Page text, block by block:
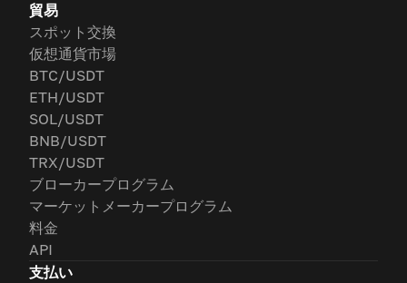
貿易
スポット交換
仮想通貨市場
BTC/USDT
ETH/USDT
SOL/USDT
BNB/USDT
TRX/USDT
ブローカープログラム
マーケットメーカープログラム
料金
API
支払い